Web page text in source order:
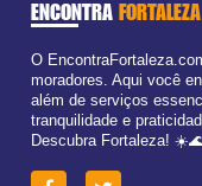
ENCONTRA FORTALEZA
O
moradores. Aqui você
além de serviços
tranquilidade e
Descubra Fortaleza!